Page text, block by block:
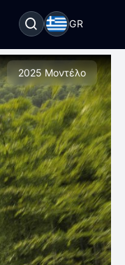
GR
2025 Μοντέλο